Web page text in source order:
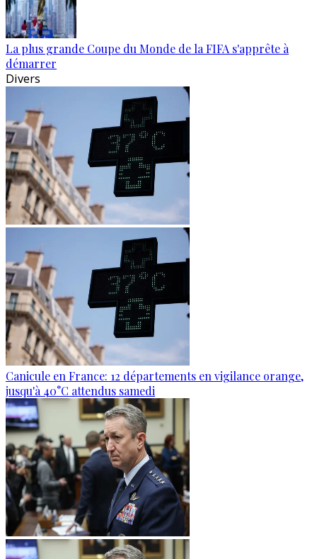
La plus grande Coupe du Monde de la FIFA s'apprête à
démarrer
Divers
Canicule en France: 12 départements en vigilance orange,
jusqu'à 40°C attendus samedi